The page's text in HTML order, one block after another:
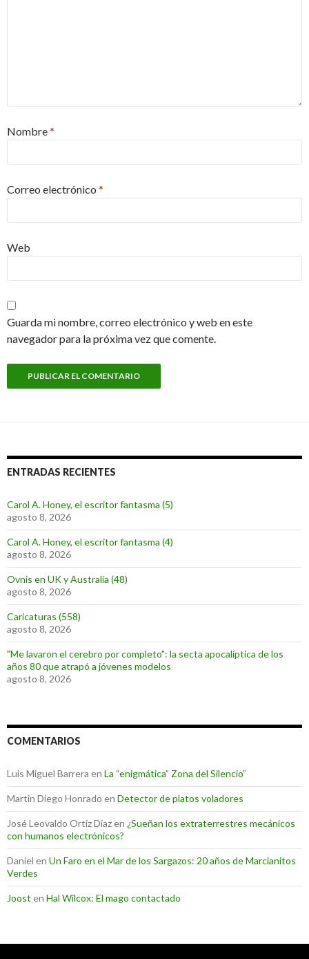
Nombre*
Correo electrónico *
Web
Guarda mi nombre, correo electrónico y web en este
navegador para la próxima vez que comente.
ENTRADAS RECIENTES
Carol A. Honey, el escritor fantasma (5)
agosto 8, 2026
Carol A. Honey, el escritor fantasma (4)
agosto 8, 2026
Ovnis en UK y Australia (48)
agosto 8, 2026
Caricaturas (558)
agosto 8, 2026
"Me lavaron el cerebro por completo": la secta apocalíptica de los
años 80 que atrapó a jóvenes modelos
agosto 8, 2026
COMENTARIOS
Luis Miguel Barrera en La “enigmática” Zona del Silencio”
Martin Diego Honrado en Detector de platos voladores
José Leovaldo Ortiz Díazen ¿Sueñan los extraterrestres mecánicos
con humanos electrónicos?
Daniel en Un Faro en el Mar de los Sargazos: 20 años de Marcianitos
Verdes
Joost en Hal Wilcox: El mago contactado